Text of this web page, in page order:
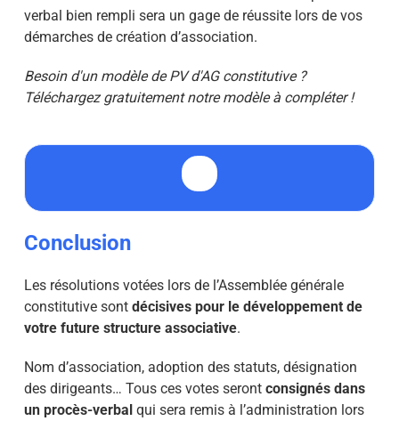
verbal bien rempli sera un gage de réussite lors de vos
démarches de création d’association.
Besoin d'un modèle de PV d'AG constitutive ?
Téléchargez gratuitement notre modèle à compléter !
Conclusion
Les résolutions votées lors de l’Assemblée générale
constitutive sont décisives pour le développement de
votre future structure associative.
Nom d’association, adoption des statuts, désignation
des dirigeants… Tous ces votes seront consignés dans
un procès-verbalqui sera remis à l’administration lors